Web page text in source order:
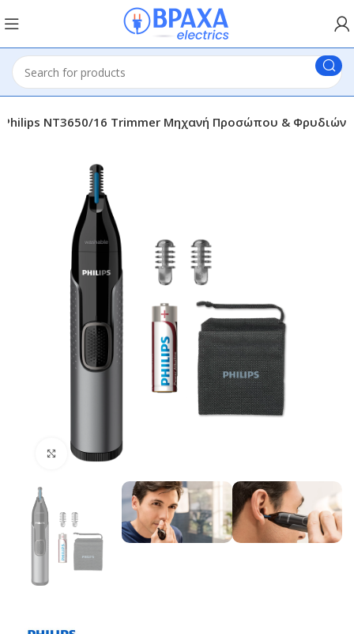
Philips NT3650/16 Trimmer Μηχανή Προσώπου & Φρυδιών
Click to enlarge